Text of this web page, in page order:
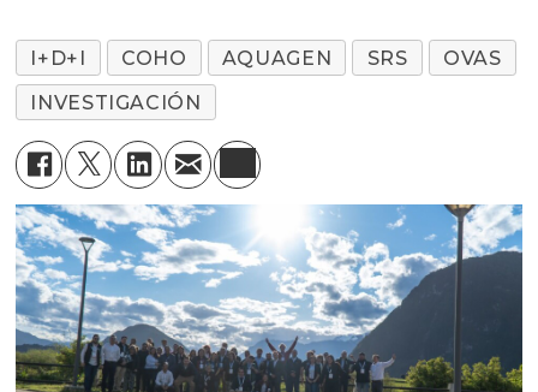
I+D+I COHO AQUAGEN SRS
OVAS
INVESTIGACIÓN